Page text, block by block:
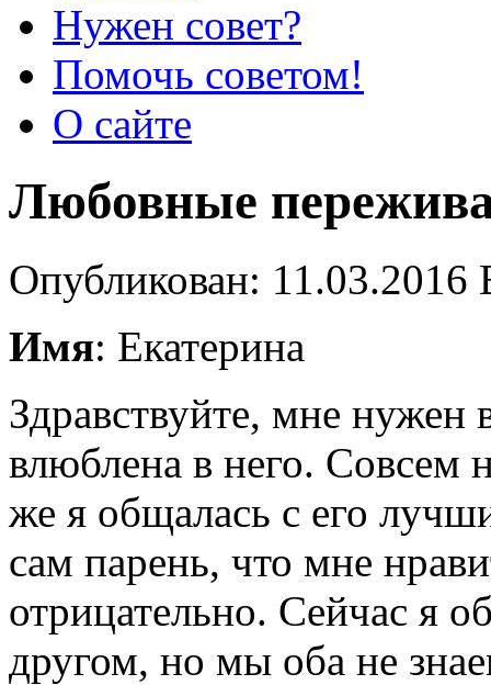
Нужен совет?
Помочь советом!
О сайте
Любовные
Опубликован: 11.03.2016
Имя: Екатерина
Здравствуйте, мне нужен
влюблена в него. Совсем
же я общалась с его
сам парень, что мне
отрицательно. Сейчас я
другом, но мы оба не